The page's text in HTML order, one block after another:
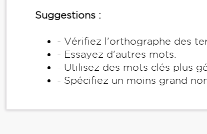
Suggestions :
- Vérifiez l’orthographe des
- Essayez d'autres mots.
- Utilisez des mots clés plus
- Spécifiez un moins grand